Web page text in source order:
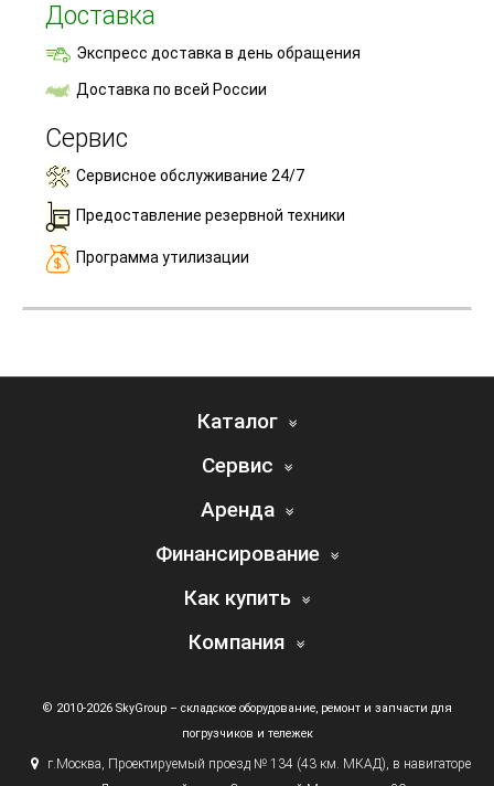
Доставка
Экспресс доставка в день обращения
Доставка по всей России
Сервис
Сервисное обслуживание 24/7
Предоставление резервной техники
Программа утилизации
Каталог
Сервис
Аренда
Финансирование
Как купить
Компания
© 2010-2026 SkyGroup – складское оборудование, ремонт и запчасти для
погрузчиков и тележек
г. Москва, Проектируемый проезд № 134 (43км. МКАД), в навигаторе